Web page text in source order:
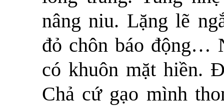
nâng niu. Lặng lẽ
đỏ chôn báo động…
có khuôn mặt hiền.
Chả cứ gạo mình